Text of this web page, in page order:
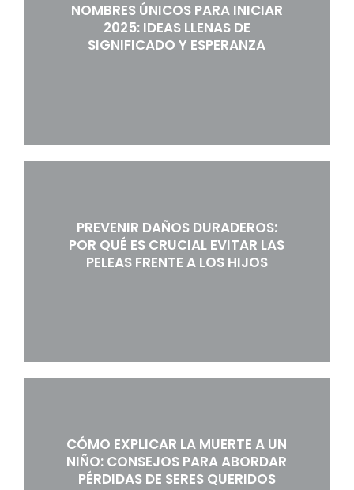
NOMBRES ÚNICOS PARA INICIAR
2025: IDEAS LLENAS DE
SIGNIFICADO Y ESPERANZA
PREVENIR DAÑOS DURADEROS:
POR QUÉ ES CRUCIAL EVITAR LAS
PELEAS FRENTE A LOS HIJOS
CÓMO EXPLICAR LA MUERTE A UN
NIÑO: CONSEJOS PARA ABORDAR
PÉRDIDAS DE SERES QUERIDOS